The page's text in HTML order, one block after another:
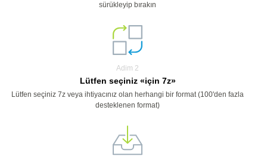
sürükleyip bırakın
Adim 2
Lütfen seçiniz «için 7z»
Lütfen seçiniz 7z veya ihtiyacınız olan herhangi bir format (100'den fazla
desteklenen format)